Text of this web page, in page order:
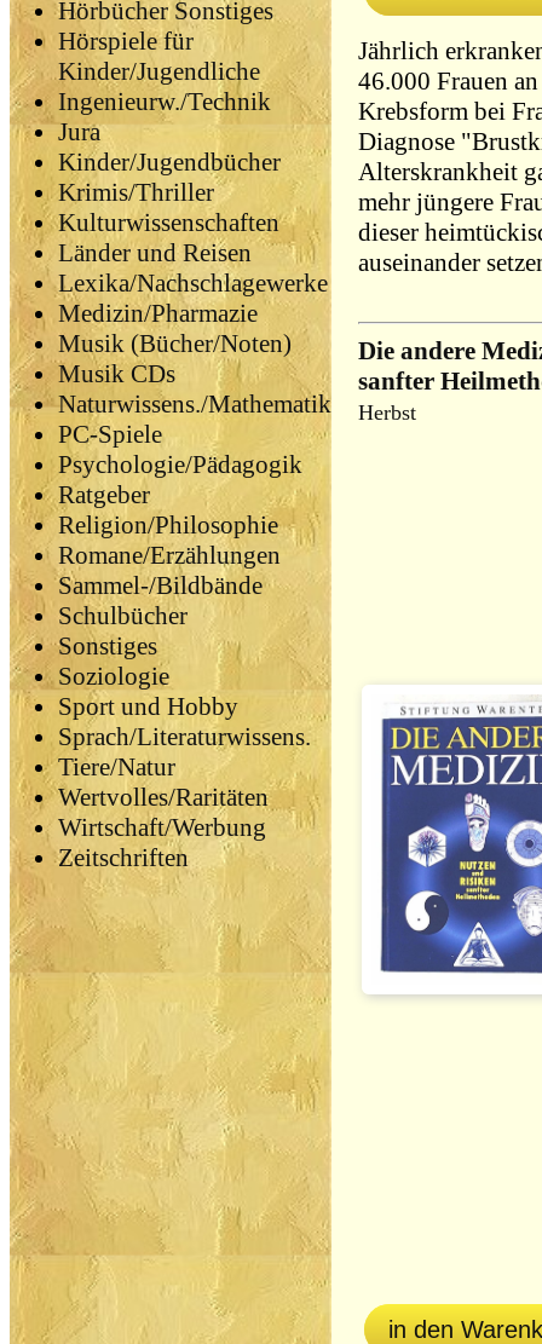
Hörbücher Sonstiges
Hörspiele für
Kinder/Jugendliche
Ingenieurw./Technik
Jura
Kinder/Jugendbücher
Krimis/Thriller
Kulturwissenschaften
Länder und Reisen
Lexika/Nachschlagewerke
Medizin/Pharmazie
Musik (Bücher/Noten)
Musik CDs
Naturwissens./Mathematik
PC-Spiele
Psychologie/Pädagogik
Ratgeber
Religion/Philosophie
Romane/Erzählungen
Sammel-/Bildbände
Schulbücher
Sonstiges
Soziologie
Sport und Hobby
Sprach/Literaturwissens.
Tiere/Natur
Wertvolles/Raritäten
Wirtschaft/Werbung
Zeitschriften
Jährlich
46.000 Frauen
Krebsform bei
Diagnose
Alterskrankheit
mehr jüngere
dieser
auseinander
Die andere
sanfter
Herbst
in den